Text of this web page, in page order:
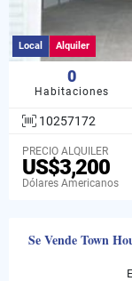
Local Alquiler
0
Habitaciones
10257172
PRECIO ALQUILER
US$3,200
Dólares Americanos
Se Vende Town